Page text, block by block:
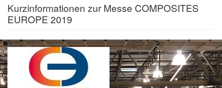
Kurzinformationen zur Messe COMPOSITES
EUROPE 2019